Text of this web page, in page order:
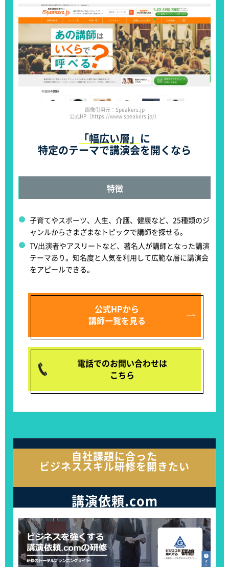
画像引用元：Speakers.jp
公式HP（https://www.speakers.jp/）
「幅広い層」 に
特定のテーマで講演会を開くなら
特徴
子育てやスポーツ、人生、介護、健康など、 25種類のジ
ャンルからさまざまなトピックで講師を探せる。
TV出演者やアスリートなど、著名人が講師となった講演
テーマあり。 知名度と人気を利用して広範な層に講演会
をアピールできる。
公式HPから
講師一覧を見る
電話でのお問い合わせは
こちら
自社課題に合った
ビジネススキル研修を開きたい
講演依頼.com